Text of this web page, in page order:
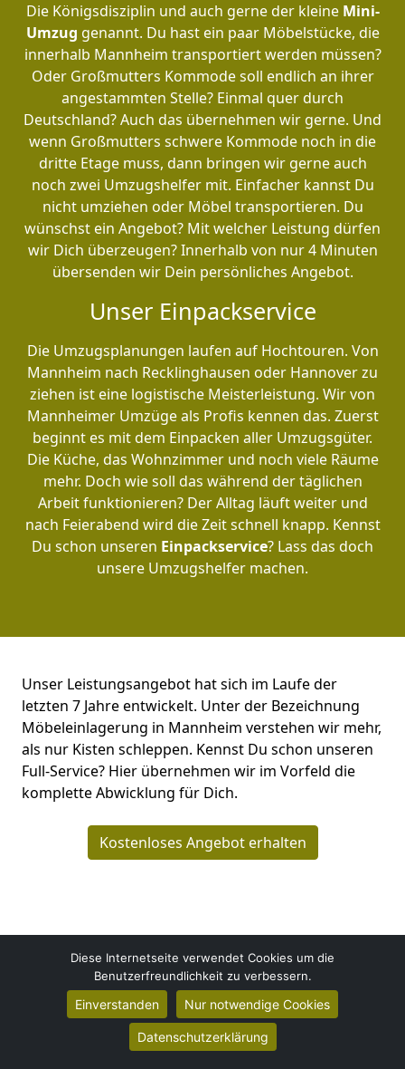
Die Königsdisziplin und auch gerne der kleine Mini-
Umzug genannt. Du hast ein paar Möbelstücke, die
innerhalb Mannheim transportiert werden müssen?
Oder Großmutters Kommode soll endlich an ihrer
angestammten Stelle? Einmal quer durch
Deutschland? Auch das übernehmen wir gerne. Und
wenn Großmutters schwere Kommode noch in die
dritte Etage muss, dann bringen wir gerne auch
noch zwei Umzugshelfer mit. Einfacher kannst Du
nicht umziehen oder Möbel transportieren. Du
wünschst ein Angebot? Mit welcher Leistung dürfen
wir Dich überzeugen? Innerhalb von nur 4 Minuten
übersenden wir Dein persönliches Angebot.
Unser Einpackservice
Die Umzugsplanungen laufen auf Hochtouren. Von
Mannheim nach Recklinghausen oder Hannover zu
ziehen ist eine logistische Meisterleistung. Wir von
Mannheimer Umzüge als Profis kennen das. Zuerst
beginnt es mit dem Einpacken aller Umzugsgüter.
Die Küche, das Wohnzimmer und noch viele Räume
mehr. Doch wie soll das während der täglichen
Arbeit funktionieren? Der Alltag läuft weiter und
nach Feierabend wird die Zeit schnell knapp. Kennst
Du schon unseren Einpackservice? Lass das doch
unsere Umzugshelfer machen.
Unser Leistungsangebot hat sich im Laufe der
letzten 7 Jahre entwickelt. Unter der Bezeichnung
Möbeleinlagerung in Mannheim verstehen wir mehr,
als nur Kisten schleppen. Kennst Du schon unseren
Full-Service? Hier übernehmen wir im Vorfeld die
komplette Abwicklung für Dich.
Kostenloses Angebot erhalten
Mannheimer Umzüge
Danny Engel
Luisenring 15
Diese Internetseite verwendet Cookies um die
Benutzerfreundlichkeit zu verbessern.
Einverstanden Nur notwendige Cookies
Datenschutzerklärung